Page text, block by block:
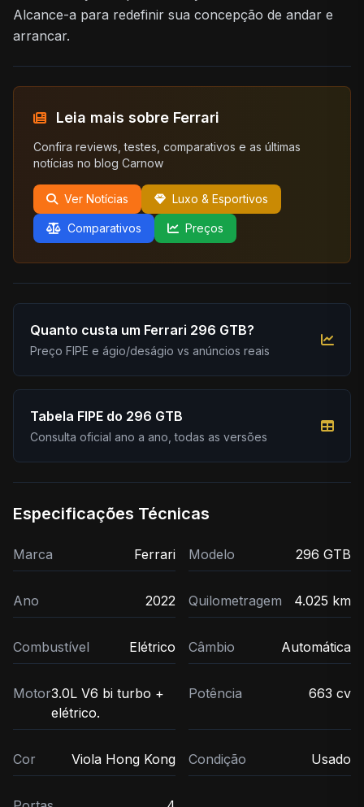
Alcance-a para redefinir sua concepção de andar e
arrancar.
Leia mais sobre Ferrari
Confira reviews, testes, comparativos e as últimas
notícias no blog Carnow
Ver Notícias Luxo & Esportivos
Comparativos Preços
Quanto custa um Ferrari 296 GTB?
Preço FIPE e ágio/deságio vs anúncios reais
Tabela FIPE do 296 GTB
Consulta oficial ano a ano, todas as versões
Especificações Técnicas
Marca Ferrari Modelo 296 GTB
Ano 2022 Quilometragem 4.025 km
Combustível Elétrico Câmbio Automática
Motor3.0L V6 bi turbo +
elétrico.
Potência 663 cv
Cor Viola Hong Kong Condição Usado